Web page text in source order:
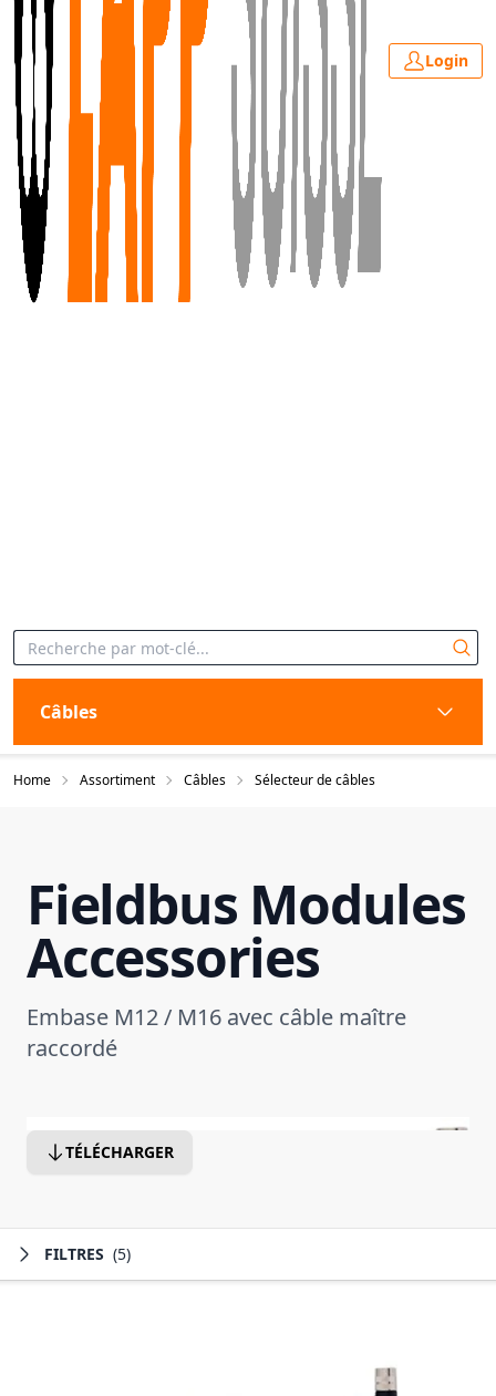
Login
Câbles
Home Assortiment Câbles Sélecteur de câbles
Fieldbus Modules
Accessories
Embase M12 / M16 avec câble maître
raccordé
TÉLÉCHARGER
FILTRES (5)